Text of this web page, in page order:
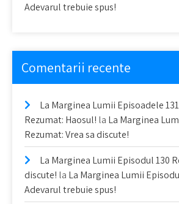
Adevarul trebuie spus!
Comentarii recente
La Marginea Lumii Episoadele
Rezumat: Haosul! la La Marginea
Rezumat: Vrea sa discute!
La Marginea Lumii Episodul 130
discute! la La Marginea Lumii
Adevarul trebuie spus!